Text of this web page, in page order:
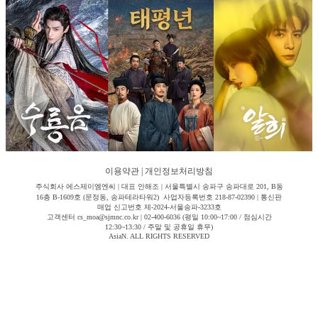
이용약관 개인정보처리방침
주식회사 에스제이엠엔씨 | 대표 안해조 | 서울특별시 송파구 송파대로 201, B동
16층 B-1609호 (문정동, 송파테라타워2) 사업자등록번호 218-87-02390 | 통신판
매업 신고번호 제-2024-서울송파-3233호
고객센터 cs_moa@sjmnc.co.kr | 02-400-6036 (평일 10:00~17:00 / 점심시간
12:30~13:30 / 주말 및 공휴일 휴무)
AsiaN. ALL RIGHTS RESERVED